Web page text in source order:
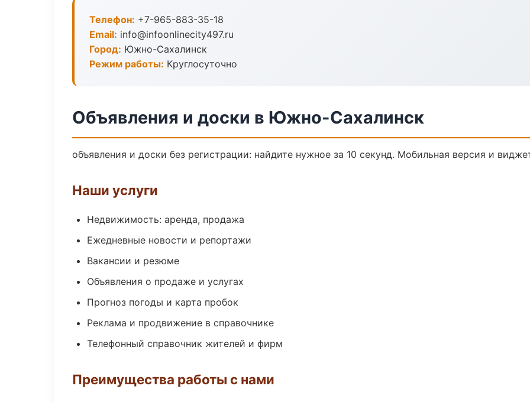
Телефон: +7-965-883-35-18
Email: info@infoonlinecity497.ru
Город: Южно-Сахалинск
Режим работы: Круглосуточно
Объявления и доски в Южно-Сахалинск
объявления и доски без регистрации: найдите нужное за 10 секунд. Мобильная версия и
Наши услуги
Недвижимость: аренда, продажа
Ежедневные новости и репортажи
Вакансии и резюме
Объявления о продаже и услугах
Прогноз погоды и карта пробок
Реклама и продвижение в справочнике
Телефонный справочник жителей и фирм
Преимущества работы с нами